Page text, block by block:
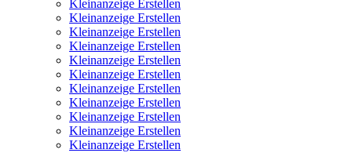
Kleinanzeige Erstellen
Kleinanzeige Erstellen
Kleinanzeige Erstellen
Kleinanzeige Erstellen
Kleinanzeige Erstellen
Kleinanzeige Erstellen
Kleinanzeige Erstellen
Kleinanzeige Erstellen
Kleinanzeige Erstellen
Kleinanzeige Erstellen
Kleinanzeige Erstellen